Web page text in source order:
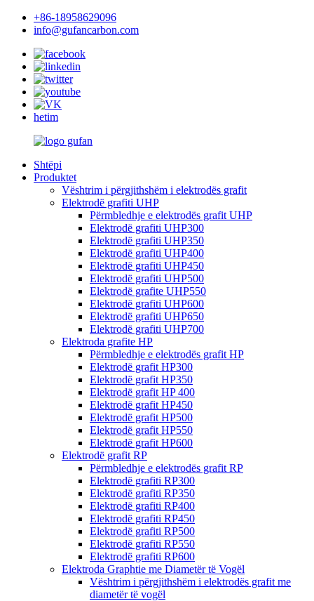
+86-18958629096
info@gufancarbon.com
hetim
Shtëpi
Produktet
Vështrim i përgjithshëm i elektrodës grafit
Elektrodë grafiti UHP
Përmbledhje e elektrodës grafit UHP
Elektrodë grafiti UHP300
Elektrodë grafiti UHP350
Elektrodë grafiti UHP400
Elektrodë grafiti UHP450
Elektrodë grafiti UHP500
Elektrodë grafite UHP550
Elektrodë grafiti UHP600
Elektrodë grafiti UHP650
Elektrodë grafiti UHP700
Elektroda grafite HP
Përmbledhje e elektrodës grafit HP
Elektrodë grafit HP300
Elektrodë grafit HP350
Elektrodë grafit HP 400
Elektrodë grafit HP450
Elektrodë grafit HP500
Elektrodë grafit HP550
Elektrodë grafit HP600
Elektrodë grafit RP
Përmbledhje e elektrodës grafit RP
Elektrodë grafiti RP300
Elektrodë grafiti RP350
Elektrodë grafiti RP400
Elektrodë grafiti RP450
Elektrodë grafiti RP500
Elektrodë grafiti RP550
Elektrodë grafiti RP600
Elektroda Graphtie me Diametër të Vogël
Vështrim i përgjithshëm i elektrodës grafit me
diametër të vogël